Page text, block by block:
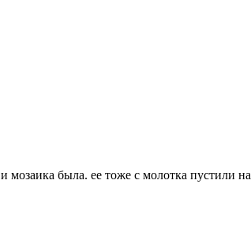
мозаика была. ее тоже с молотка пустили